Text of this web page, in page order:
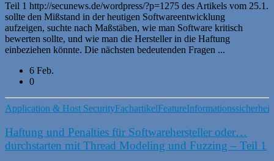
Teil 1 http://secunews.de/wordpress/?p=1275 des Artikels vom 25.1.
sollte den Mißstand in der heutigen Softwareentwicklung
aufzeigen, suchte nach Maßstäben, wie man Software kritisch
bewerten sollte, und wie man die Hersteller in die Haftung
einbeziehen könnte. Die nächsten bedeutenden Fragen ...
6 Feb.
0
Application & Host SecurityFachartikelFeatureInformationssicherheit
Haftung und Penalties für Softwarehersteller oder…
durchstarten mit Thread Modeling und Fuzzing – Teil 1